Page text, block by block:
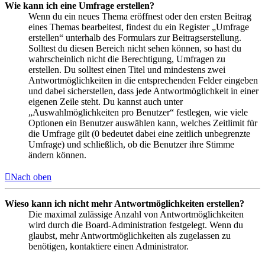
Wie kann ich eine Umfrage erstellen?
Wenn du ein neues Thema eröffnest oder den ersten Beitrag
eines Themas bearbeitest, findest du ein Register „Umfrage
erstellen“ unterhalb des Formulars zur Beitragserstellung.
Solltest du diesen Bereich nicht sehen können, so hast du
wahrscheinlich nicht die Berechtigung, Umfragen zu
erstellen. Du solltest einen Titel und mindestens zwei
Antwortmöglichkeiten in die entsprechenden Felder eingeben
und dabei sicherstellen, dass jede Antwortmöglichkeit in einer
eigenen Zeile steht. Du kannst auch unter
„Auswahlmöglichkeiten pro Benutzer“ festlegen, wie viele
Optionen ein Benutzer auswählen kann, welches Zeitlimit für
die Umfrage gilt (0 bedeutet dabei eine zeitlich unbegrenzte
Umfrage) und schließlich, ob die Benutzer ihre Stimme
ändern können.
Nach oben
Wieso kann ich nicht mehr Antwortmöglichkeiten erstellen?
Die maximal zulässige Anzahl von Antwortmöglichkeiten
wird durch die Board-Administration festgelegt. Wenn du
glaubst, mehr Antwortmöglichkeiten als zugelassen zu
benötigen, kontaktiere einen Administrator.